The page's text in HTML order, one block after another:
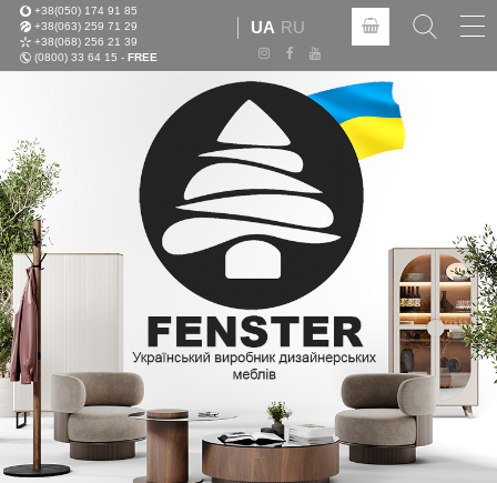
+38(050) 174 91 85
+38(063) 259 71 29
+38(068) 256 21 39
(0800) 33 64 15 - FREE
UA RU